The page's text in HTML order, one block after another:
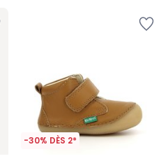
-30% DÈS 2*